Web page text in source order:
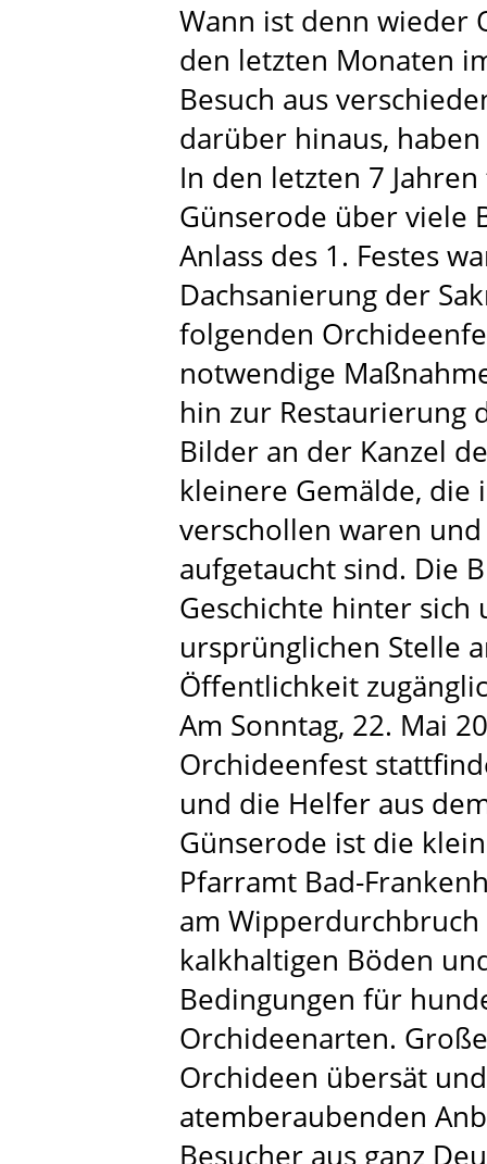
Wann ist denn wieder
den letzten Monaten
Besuch aus
darüber hinaus,
In den letzten 7
Günserode über viele
Anlass des 1. Festes
Dachsanierung der
folgenden
notwendige
hin zur Restaurierung
Bilder an der Kanzel
kleinere Gemälde, die
verschollen waren
aufgetaucht sind. Die
Geschichte hinter
ursprünglichen Stelle
Öffentlichkeit
Am Sonntag, 22. Mai
Orchideenfest
und die Helfer aus
Günserode ist die
Pfarramt Bad-
am
kalkhaltigen Böden
Bedingungen für
Orchideenarten.
Orchideen übersät
atemberaubenden
Besucher aus ganz